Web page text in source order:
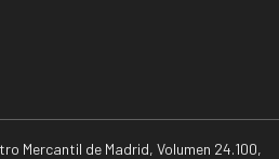
Mercantil de Madrid, Volumen 24.100,